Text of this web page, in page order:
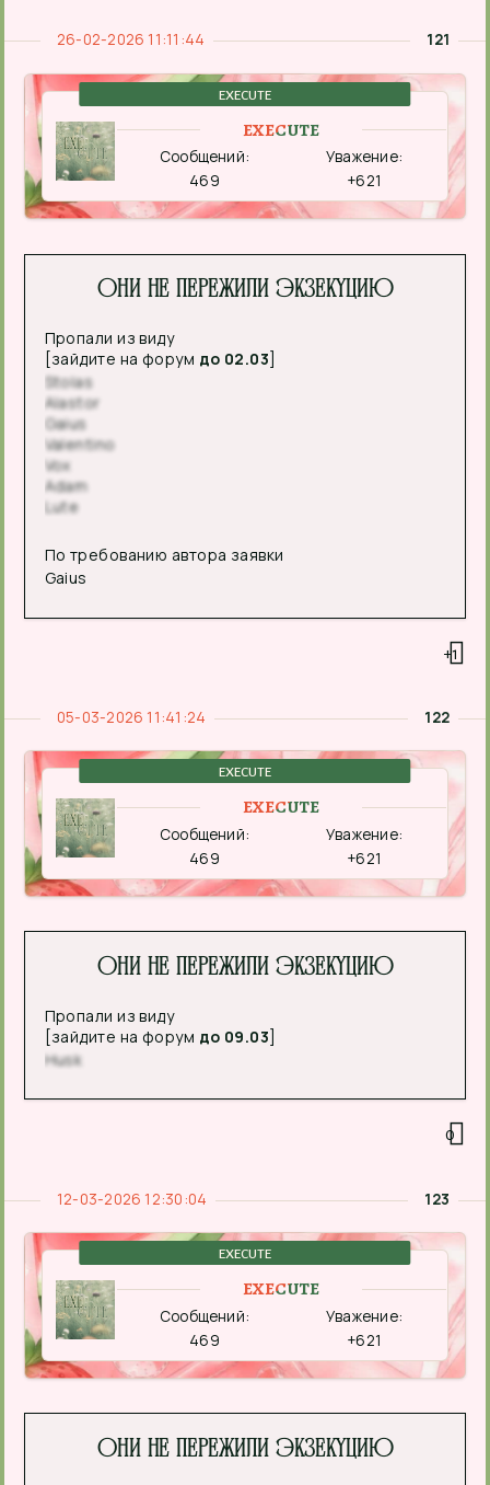
121
26-02-2026 11:11:44
EXECUTE
EXECUTE
Сообщений:
469
Уважение:
+621
Они не пережили экзекуцию
Пропали из виду
[зайдите на форум до 02.03]
Stolas
Alastor
Gaius
Valentino
Vox
Adam
Lute
По требованию автора заявки
Gaius
+1
122
05-03-2026 11:41:24
EXECUTE
EXECUTE
Сообщений:
469
Уважение:
+621
Они не пережили экзекуцию
Пропали из виду
[зайдите на форум до 09.03]
Husk
0
123
12-03-2026 12:30:04
EXECUTE
EXECUTE
Сообщений:
469
Уважение:
+621
Они не пережили экзекуцию